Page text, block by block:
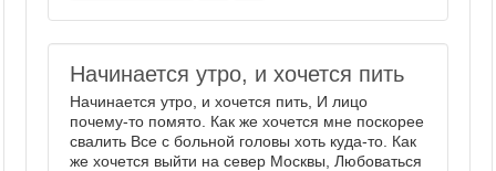
сидел ...
Начинается утро, и хочется пить
Начинается утро, и хочется пить, И лицо
почему-то помято. Как же хочется мне поскорее
свалить Все с больной головы хоть куда-то. Как
же хочется выйти на север Москвы, Любоваться